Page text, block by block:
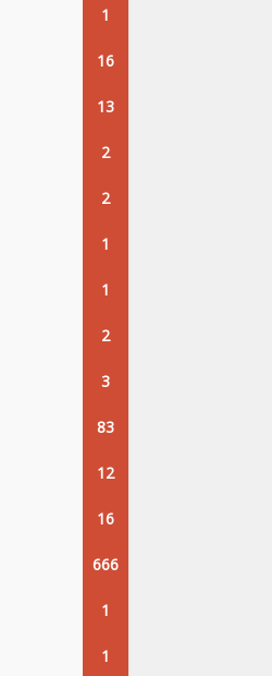
1
16
13
2
2
1
1
2
3
83
12
16
666
1
1